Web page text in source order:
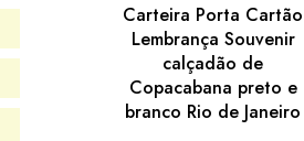
Carteira Porta Cartão
Lembrança Souvenir
calçadão de
Copacabana preto e
branco Rio de Janeiro